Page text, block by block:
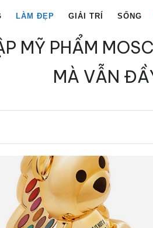
LÀM ĐẸP GIẢI TRÍ SỐNG
MỸ PHẨM
MÀ VẪN